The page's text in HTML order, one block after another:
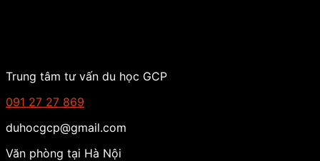
Trung tâm tư vấn du học GCP
091 27 27 869
duhocgcp@gmail.com
Văn phòng tại Hà Nội